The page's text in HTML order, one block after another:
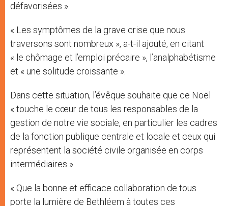
défavorisées ».
« Les symptômes de la grave crise que nous
traversons sont nombreux », a-t-il ajouté, en citant
« le chômage et l’emploi précaire », l’analphabétisme
et « une solitude croissante ».
Dans cette situation, l’évêque souhaite que ce Noël
« touche le cœur de tous les responsables de la
gestion de notre vie sociale, en particulier les cadres
de la fonction publique centrale et locale et ceux qui
représentent la société civile organisée en corps
intermédiaires ».
« Que la bonne et efficace collaboration de tous
porte la lumière de Bethléem à toutes ces